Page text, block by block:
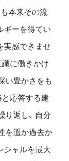
も本来その流
ギーを得てい
実感できませ
識に働きかけ
い豊かさをも
と応答する建
返し、 自分
を遥か過去か
シャルを最大